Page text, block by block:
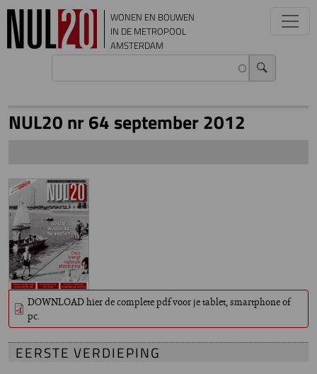
Overslaan en naar de inhoud gaan
WONEN EN BOUWEN
IN DE METROPOOL
AMSTERDAM
EERSTE VERDIEPING
NUL20 nr 64 september 2012
DOWNLOAD hier de complete pdf voor je tablet, smartphone of
pc.